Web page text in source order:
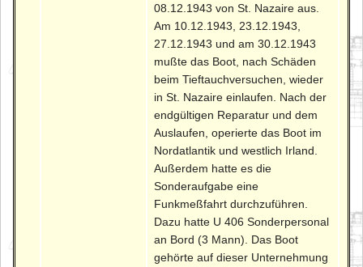
08.12.1943 von St. Nazaire aus.
Am 10.12.1943, 23.12.1943,
27.12.1943 und am 30.12.1943
mußte das Boot, nach Schäden
beim Tieftauchversuchen, wieder
in St. Nazaire einlaufen. Nach der
endgültigen Reparatur und dem
Auslaufen, operierte das Boot im
Nordatlantik und westlich Irland.
Außerdem hatte es die
Sonderaufgabe eine
Funkmeßfahrt durchzuführen.
Dazu hatte U 406 Sonderpersonal
an Bord (3 Mann). Das Boot
gehörte auf dieser Unternehmung